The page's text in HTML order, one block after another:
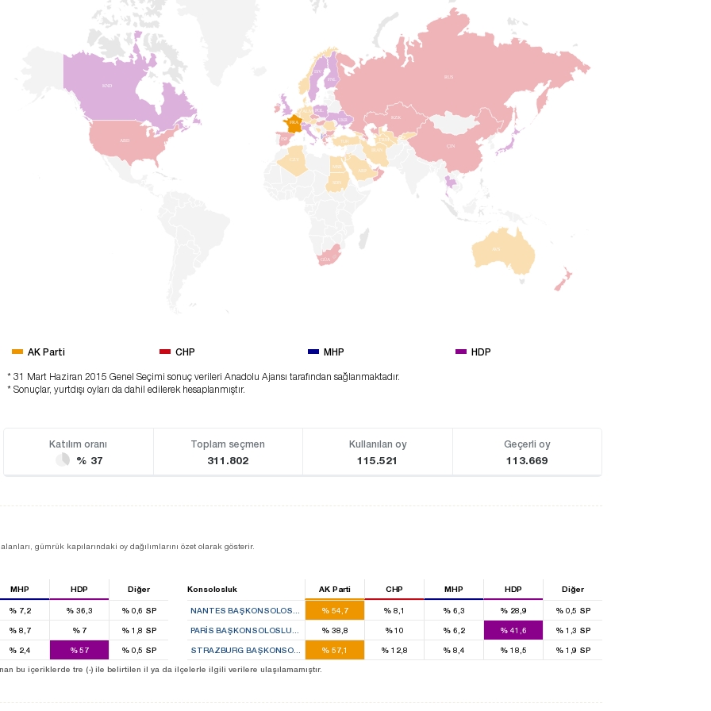
TUR
ABD TRM
UKR
RUS
CZY
AVS
KZK
ALM
FNL
FRA
IRAN
KND
ÇIN
MSR
ARP
GÜA
ISP
SDN
ISV
POL
AK Parti CHP MHP HDP
* 31 Mart Haziran 2015 Genel Seçimi sonuç verileri Anadolu Ajansı tarafından sağlanmaktadır.
* Sonuçlar, yurtdışı oyları da dahil edilerek hesaplanmıştır.
Katılım oranı
% 37
Toplam seçmen
311.802
Kullanılan oy
115.521
Geçerli oy
113.669
gümrük kapılarındaki oy dağılımlarını özet olarak gösterir.
MHP HDP Diğer Konsolosluk AK Parti CHP MHP HDP Diğer
% 7,2 % 36,3 %0,6 SP
% 8,7 %7 %1,8 SP
% 2,4 %57 %0,5 SP
NANTES BAŞKONSOLOSLUĞU % 54,7 % 8,1 % 6,3 % 28,9 %0,5 SP
PARIS BAŞKONSOLOSLUĞU % 38,8 %10 % 6,2 % 41,6 %1,3 SP
STRAZBURG BAŞKONSOLOSLUĞU
% 57,1 % 12,8 % 8,4 % 18,5 %1,9 SP
bu içeriklerde tre (-) ile belirtilen il ya da ilçelerle ilgili verilere ulaşılamamıştır.